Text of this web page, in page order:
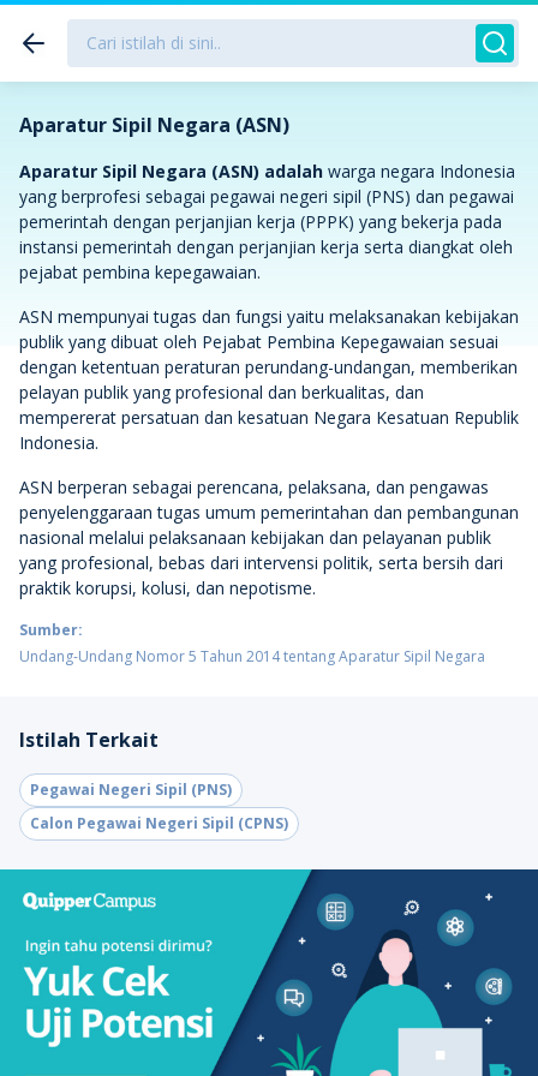
Aparatur Sipil Negara (ASN)
Aparatur Sipil Negara (ASN) adalah warga negara Indonesia
yang berprofesi sebagai pegawai negeri sipil (PNS) dan pegawai
pemerintah dengan perjanjian kerja (PPPK) yang bekerja pada
instansi pemerintah dengan perjanjian kerja serta diangkat oleh
pejabat pembina kepegawaian.
ASN mempunyai tugas dan fungsi yaitu melaksanakan kebijakan
publik yang dibuat oleh Pejabat Pembina Kepegawaian sesuai
dengan ketentuan peraturan perundang-undangan, memberikan
pelayan publik yang profesional dan berkualitas, dan
mempererat persatuan dan kesatuan Negara Kesatuan Republik
Indonesia.
ASN berperan sebagai perencana, pelaksana, dan pengawas
penyelenggaraan tugas umum pemerintahan dan pembangunan
nasional melalui pelaksanaan kebijakan dan pelayanan publik
yang profesional, bebas dari intervensi politik, serta bersih dari
praktik korupsi, kolusi, dan nepotisme.
Sumber:
Undang-Undang Nomor 5 Tahun 2014 tentang Aparatur Sipil Negara
Istilah Terkait
Pegawai Negeri Sipil (PNS)
Calon Pegawai Negeri Sipil (CPNS)